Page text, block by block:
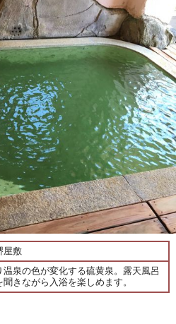
屋敷
泉の色が変化する硫黄泉。露天風呂
きながら入浴を楽しめます。